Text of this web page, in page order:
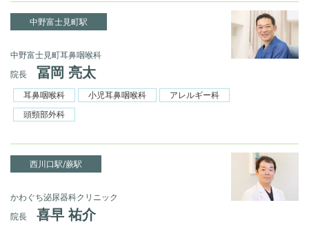
中野富士見町駅
中野富士見町耳鼻咽喉科
院長
冨岡 亮太
耳鼻咽喉科 小児耳鼻咽喉科
アレルギー科
頭頸部外科
西川口駅/蕨駅
かわぐち泌尿器科クリニック
院長
喜早 祐介